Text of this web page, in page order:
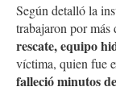
Según detalló la
trabajaron por más
rescate, equipo
víctima, quien fue
falleció minutos